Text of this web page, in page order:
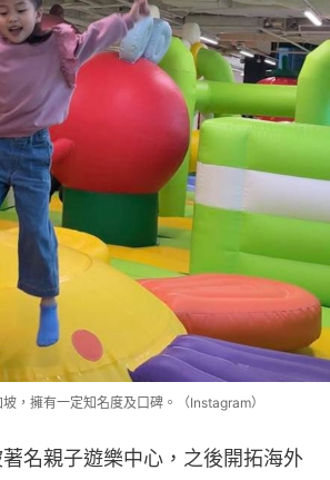
，擁有一定知名度及口碑。（Instagram）
名親子遊樂中心，之後開拓海外